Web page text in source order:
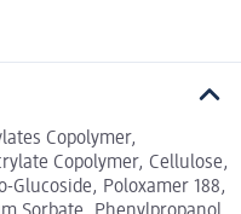
Copolymer,
Copolymer, Cellulose,
Glucoside, Poloxamer 188,